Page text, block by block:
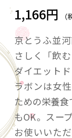
1,166円 （
京とうふ並
さしく「飲
ダイエット
ラボンは女
ための栄養
もOK。スー
お使いいた